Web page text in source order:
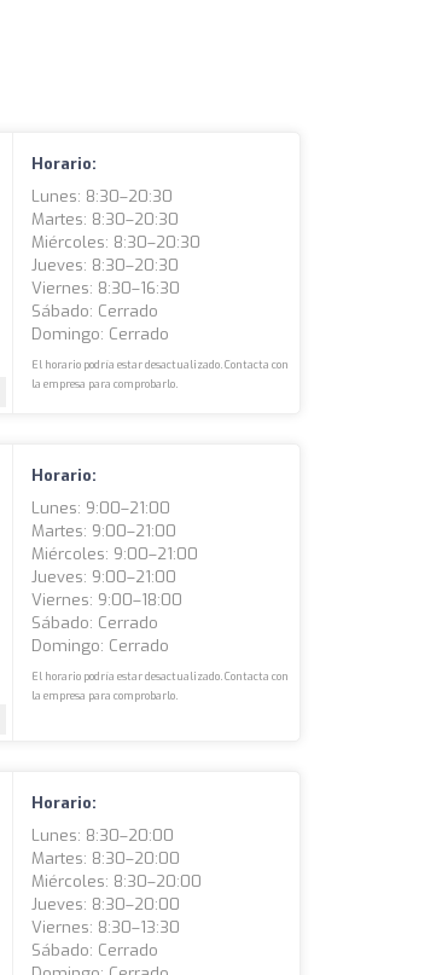
Horario:
Lunes: 8:30–20:30
Martes: 8:30–20:30
Miércoles: 8:30–20:30
Jueves: 8:30–20:30
Viernes: 8:30–16:30
Sábado: Cerrado
Domingo: Cerrado
El horario podría estar desactualizado. Contacta con
la empresa para comprobarlo.
Horario:
Lunes: 9:00–21:00
Martes: 9:00–21:00
Miércoles: 9:00–21:00
Jueves: 9:00–21:00
Viernes: 9:00–18:00
Sábado: Cerrado
Domingo: Cerrado
El horario podría estar desactualizado. Contacta con
la empresa para comprobarlo.
Horario:
Lunes: 8:30–20:00
Martes: 8:30–20:00
Miércoles: 8:30–20:00
Jueves: 8:30–20:00
Viernes: 8:30–13:30
Sábado: Cerrado